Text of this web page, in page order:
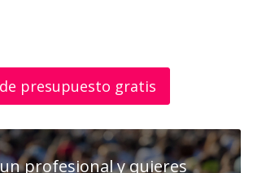
presupuesto gratis
profesional y quieres